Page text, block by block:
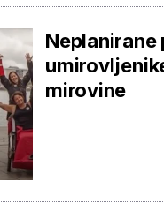
mirovine